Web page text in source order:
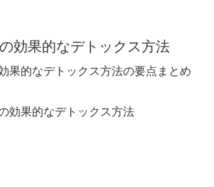
効果的なデトックス方法